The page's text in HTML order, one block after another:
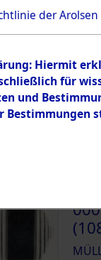
der Arolsen
Hiermit
für
und
Bestimmungen